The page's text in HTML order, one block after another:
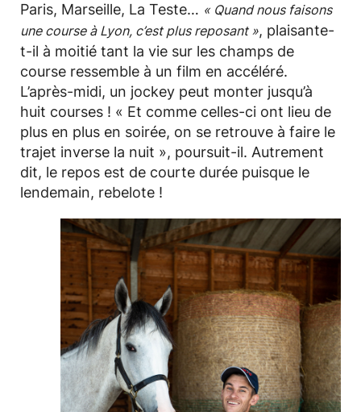
Paris, Marseille, La Teste… « Quand nous faisons
une course à Lyon, c’est plus reposant », plaisante-
t-il à moitié tant la vie sur les champs de
course ressemble à un film en accéléré.
L’après-midi, un jockey peut monter jusqu’à
huit courses ! « Et comme celles-ci ont lieu de
plus en plus en soirée, on se retrouve à faire le
trajet inverse la nuit », poursuit-il. Autrement
dit, le repos est de courte durée puisque le
lendemain, rebelote !